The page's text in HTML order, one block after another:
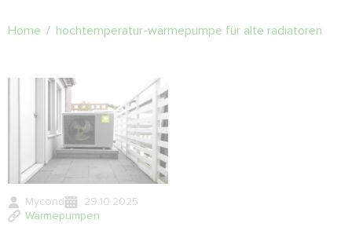
Home / hochtemperatur-wärmepumpe für alte radiatoren
Mycond
29.10.2025
Wärmepumpen